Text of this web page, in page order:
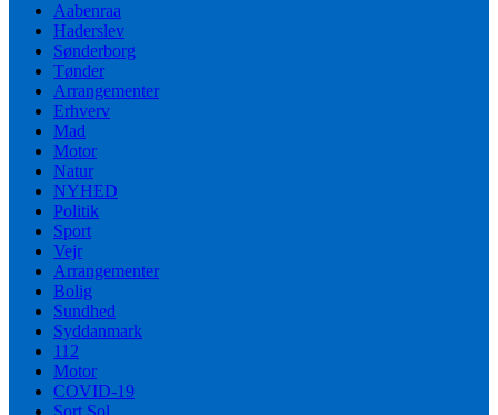
Aabenraa
Haderslev
Sønderborg
Tønder
Arrangementer
Erhverv
Mad
Motor
Natur
NYHED
Politik
Sport
Vejr
Arrangementer
Bolig
Sundhed
Syddanmark
112
Motor
COVID-19